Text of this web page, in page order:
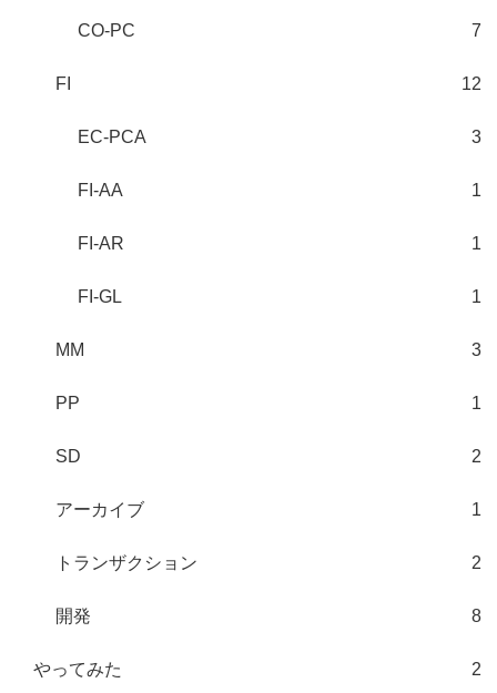
CO-PC 7
FI 12
EC-PCA 3
FI-AA 1
FI-AR 1
FI-GL 1
MM 3
PP 1
SD 2
アーカイブ 1
トランザクション 2
開発 8
やってみた 2